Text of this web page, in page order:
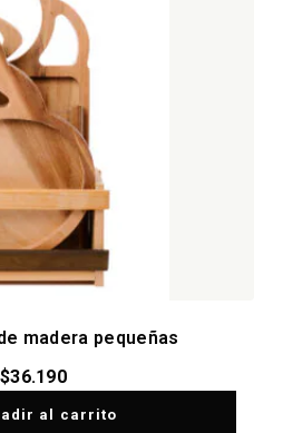
madera pequeñas
$36.190
al carrito